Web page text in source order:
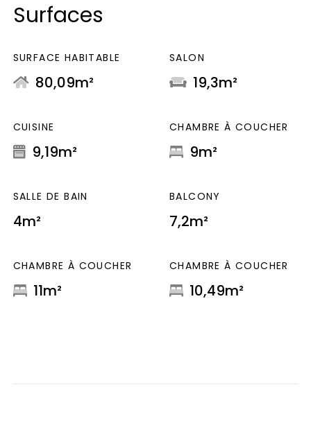
Surfaces
SURFACE HABITABLE
80,09m²
SALON
19,3m²
CUISINE
9,19m²
CHAMBRE À COUCHER
9m²
SALLE DE BAIN
4m²
BALCONY
7,2m²
CHAMBRE À COUCHER
11m²
CHAMBRE À COUCHER
10,49m²